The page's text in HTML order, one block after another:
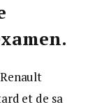
et de sa